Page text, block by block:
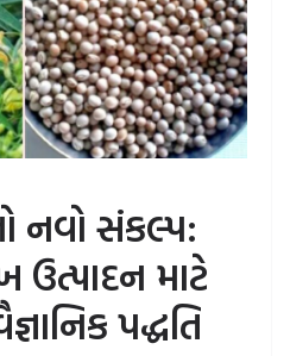
નવો સંકલ્પ:
માટે
પદ્ધતિ